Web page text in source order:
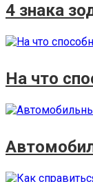
4 знака
На что